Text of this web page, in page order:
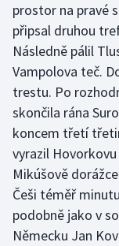
Vodní slalom
Volejbal
Ostatní
prostor na pravé
připsal druhou
Následně pálil
Vampolova teč.
trestu. Po
skončila rána
koncem třetí
vyrazil
Mikúšově
Češi téměř
podobně jako v
Německu Jan